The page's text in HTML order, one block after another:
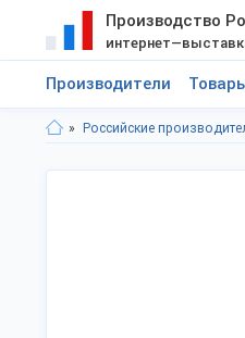
Производство
Производители
Российские